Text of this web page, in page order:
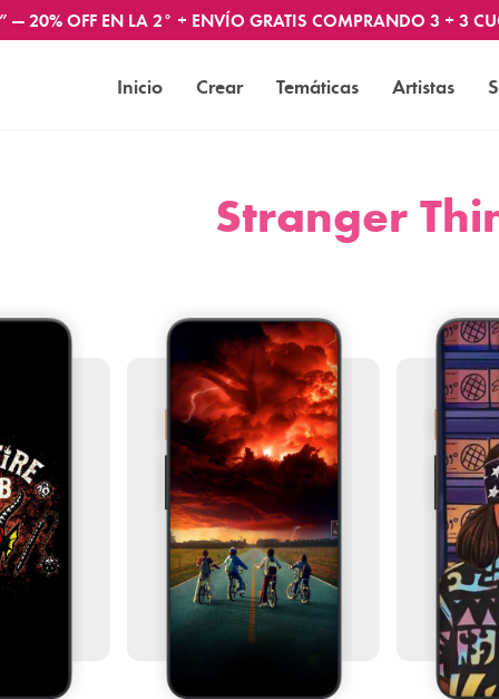
20% OFF EN LA 2° + ENVÍO GRATIS COMPRANDO 3 + 3
Inicio Crear Temáticas Artistas
Stranger